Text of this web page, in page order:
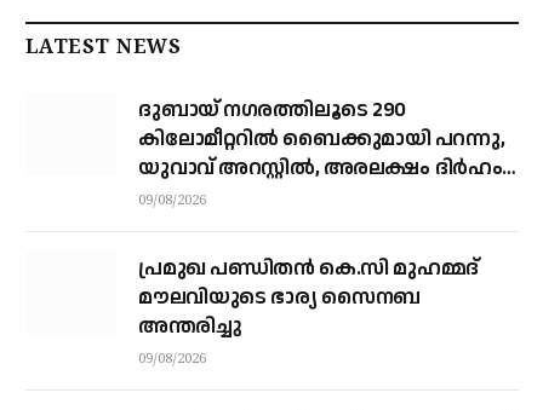
LATEST NEWS
ദുബായ് ന​ഗരത്തിലൂടെ 290
കിലോമീറ്ററില്‍ ബൈക്കുമായി പറന്നു,
യുവാവ് അറസ്റ്റിൽ, അരലക്ഷം ദിർഹം
പിഴ
09/08/2026
പ്രമുഖ പണ്ഡിതൻ കെ.സി മുഹമ്മദ്
മൗലവിയുടെ ഭാര്യ സൈനബ
അന്തരിച്ചു
09/08/2026